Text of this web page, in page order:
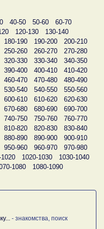
40-50 50-60
60-70
120-130
130-140
180-190 190-200
200-210
250-260 260-270
270-280
320-330 330-340
340-350
390-400 400-410
410-420
460-470 470-480
480-490
530-540 540-550
550-560
600-610 610-620
620-630
670-680 680-690
690-700
740-750 750-760
760-770
810-820 820-830
830-840
880-890 890-900
900-910
950-960 960-970
970-980
1020-1030
1030-1040
1080
1080-1090
- знакомства, поиск